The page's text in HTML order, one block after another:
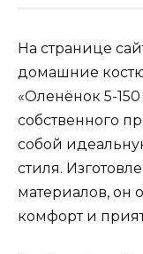
На странице
домашние
«Оленёнок 5-
собственного
собой
стиля.
материалов, он
комфорт и